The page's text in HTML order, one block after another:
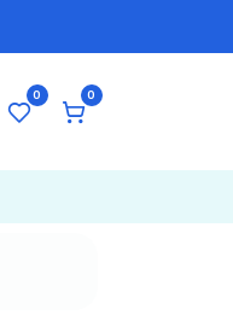
0 0